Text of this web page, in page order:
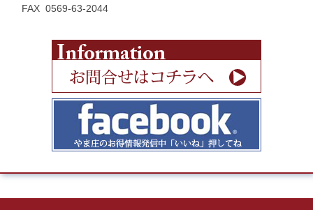
FAX 0569-63-2044